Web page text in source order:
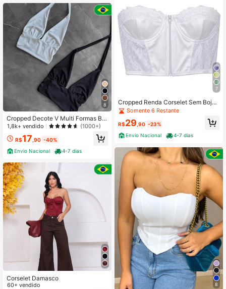
8
Cropped Decote V Multi Formas Blo
gueira
1,8k+ vendido (1000+)
R$17 ,90 -40%
Envio Nacional
4-7 dias
Corselet Damasco
60+ vendido
7
Cropped Renda Corselet Sem Bojo
Com zíper na frente
Somente 6 Restante
R$29 ,90 -23%
Envio Nacional
4-7 dias
8